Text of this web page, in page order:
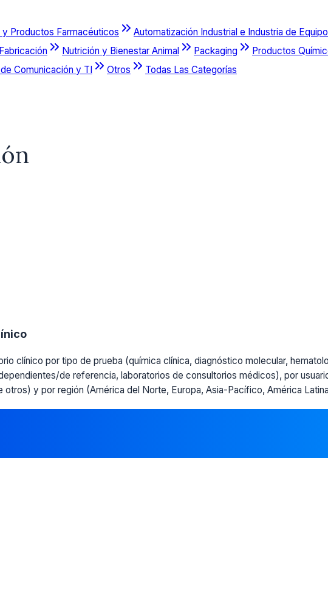
Productos Farmacéuticos Automatización Industrial e Industria de
Fabricación Nutrición y Bienestar Animal Packaging Productos
Comunicación y TI Otros
Todas Las Categorías
clínico por tipo de prueba (química clínica, diagnóstico molecular,
de referencia, laboratorios de consultorios médicos), por
y por región (América del Norte, Europa, Asia-Pacífico, América